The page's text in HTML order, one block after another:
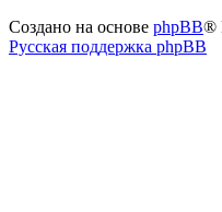
Создано на основе phpBB®
Русская поддержка phpBB